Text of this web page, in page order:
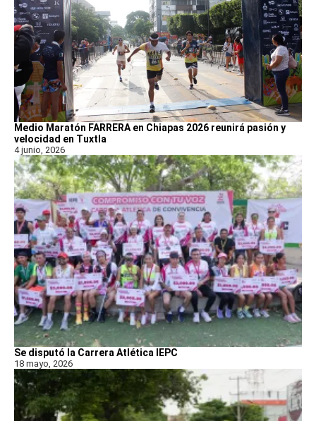
Medio Maratón FARRERA en Chiapas 2026 reunirá pasión y
velocidad en Tuxtla
4 junio, 2026
Se disputó la Carrera Atlética IEPC
18 mayo, 2026